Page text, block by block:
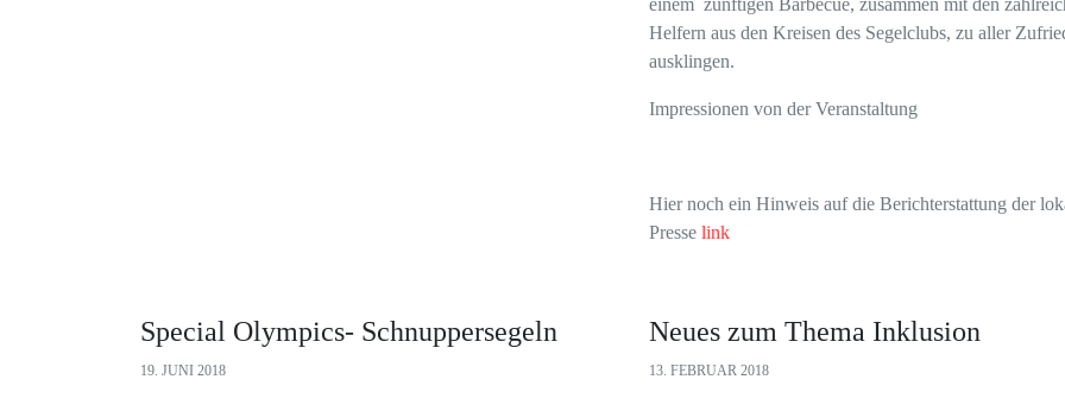
einem zünftigen Barbecue, zusammen mit den
Helfern aus den Kreisen des Segelclubs, zu aller
ausklingen.
Impressionen von der Veranstaltung
Hier noch ein Hinweis auf die Berichterstattung der
Presse link
Special Olympics- Schnuppersegeln
19. JUNI 2018
Neues zum Thema Inklusion
13. FEBRUAR 2018